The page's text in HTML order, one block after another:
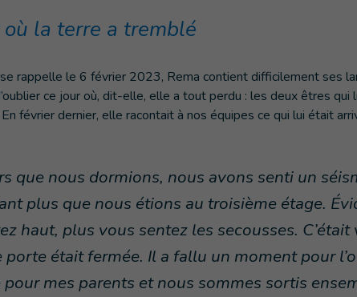
où la terre a tremblé
se rappelle le 6 février 2023, Rema contient difficilement ses
ce jour où, dit-elle, elle a tout perdu : les deux êtres qui
février dernier, elle racontait à nos équipes ce qui lui était
que nous dormions, nous avons senti un
plus que nous étions au troisième étage.
haut, plus vous sentez les secousses.
porte était fermée. Il a fallu un moment pour
mes parents et nous sommes sortis